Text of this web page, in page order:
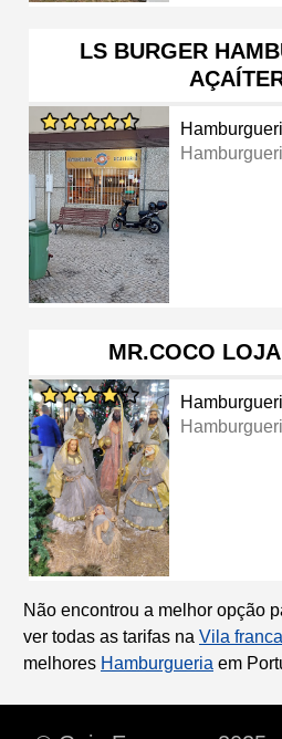
LS BURGER
MR.COCO
Não encontrou a melhor opção
ver todas as tarifas na Vila
melhores Hamburgueria em